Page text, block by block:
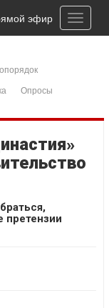
Toggle
эфир
Опросы
претензии